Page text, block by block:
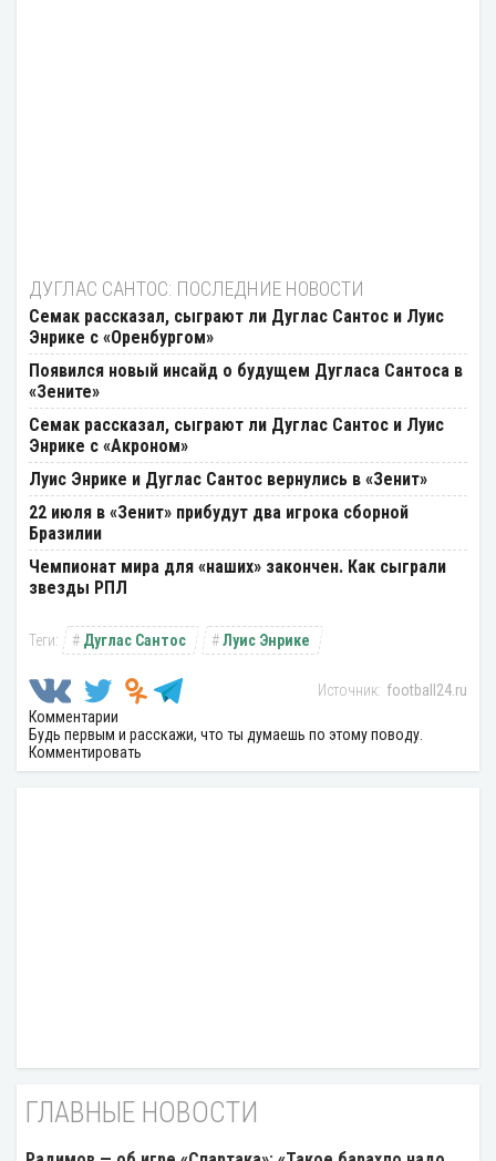
ДУГЛАС САНТОС: ПОСЛЕДНИЕ НОВОСТИ
Семак рассказал, сыграют ли Дуглас Сантос и Луис
Энрике с «Оренбургом»
Появился новый инсайд о будущем Дугласа Сантоса в
«Зените»
Семак рассказал, сыграют ли Дуглас Сантос и Луис
Энрике с «Акроном»
Луис Энрике и Дуглас Сантос вернулись в «Зенит»
22 июля в «Зенит» прибудут два игрока сборной
Бразилии
Чемпионат мира для «наших» закончен. Как сыграли
звезды РПЛ
Дуглас Сантос Луис Энрике
football24.ru
Комментарии
Будь первым и расскажи, что ты думаешь по этому поводу.
Комментировать
ГЛАВНЫЕ НОВОСТИ